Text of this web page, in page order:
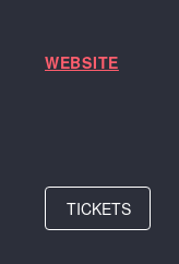
WEBSITE
TICKETS